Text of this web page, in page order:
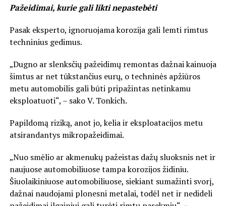
Pažeidimai, kurie gali likti nepastebėti
Pasak eksperto, ignoruojama korozija gali lemti rimtus
techninius gedimus.
„Dugno ar slenksčių pažeidimų remontas dažnai kainuoja
šimtus ar net tūkstančius eurų, o techninės apžiūros
metu automobilis gali būti pripažintas netinkamu
eksploatuoti“, – sako V. Tonkich.
Papildomą riziką, anot jo, kelia ir eksploatacijos metu
atsirandantys mikropažeidimai.
„Nuo smėlio ar akmenukų pažeistas dažų sluoksnis net ir
naujuose automobiliuose tampa korozijos židiniu.
Šiuolaikiniuose automobiliuose, siekiant sumažinti svorį,
dažnai naudojami plonesni metalai, todėl net ir nedideli